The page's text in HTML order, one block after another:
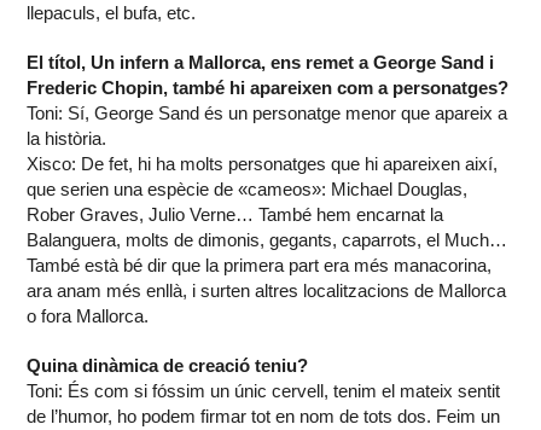
llepaculs, el bufa, etc.
El títol, Un infern a Mallorca, ens remet a George Sand i
Frederic Chopin, també hi apareixen com a personatges?
Toni: Sí, George Sand és un personatge menor que apareix a
la història.
Xisco: De fet, hi ha molts personatges que hi apareixen així,
que serien una espècie de «cameos»: Michael Douglas,
Rober Graves, Julio Verne… També hem encarnat la
Balanguera, molts de dimonis, gegants, caparrots, el Much…
També està bé dir que la primera part era més manacorina,
ara anam més enllà, i surten altres localitzacions de Mallorca
o fora Mallorca.
Quina dinàmica de creació teniu?
Toni: És com si fóssim un únic cervell, tenim el mateix sentit
de l’humor, ho podem firmar tot en nom de tots dos. Feim un